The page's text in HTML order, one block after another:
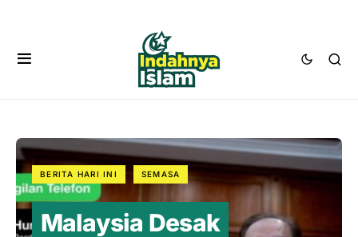
BERITA HARI INI SEMASA
Malaysia Desak